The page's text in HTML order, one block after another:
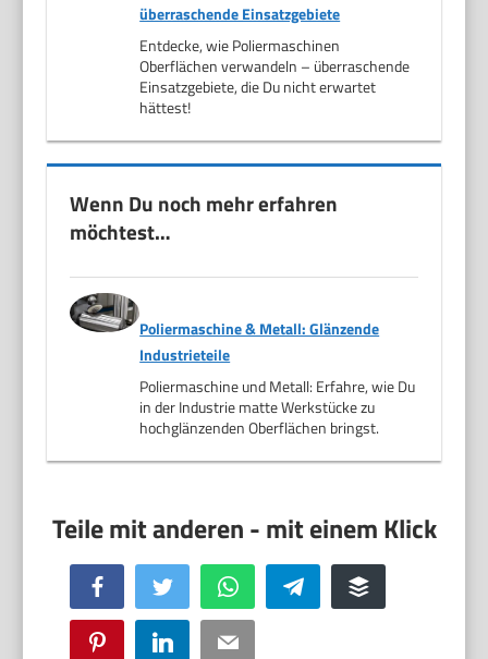
überraschende Einsatzgebiete
Entdecke, wie Poliermaschinen
Oberflächen verwandeln – überraschende
Einsatzgebiete, die Du nicht erwartet
hättest!
Wenn Du noch mehr erfahren
möchtest…
Poliermaschine & Metall: Glänzende
Industrieteile
Poliermaschine und Metall: Erfahre, wie Du
in der Industrie matte Werkstücke zu
hochglänzenden Oberflächen bringst.
Facebook Twitter WhatsApp Telegram Buffer
Pinterest LinkedIn Email